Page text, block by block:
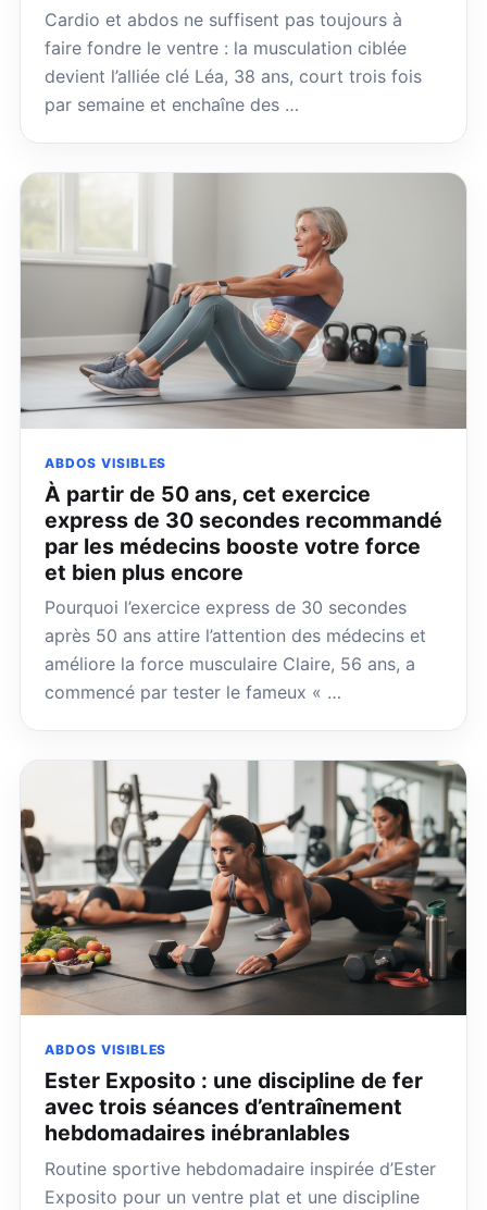
Cardio et abdos ne suffisent pas toujours à
faire fondre le ventre : la musculation ciblée
devient l’alliée clé Léa, 38 ans, court trois fois
par semaine et enchaîne des …
ABDOS VISIBLES
À partir de 50 ans, cet exercice
express de 30 secondes recommandé
par les médecins booste votre force
et bien plus encore
Pourquoi l’exercice express de 30 secondes
après 50 ans attire l’attention des médecins et
améliore la force musculaire Claire, 56 ans, a
commencé par tester le fameux « …
ABDOS VISIBLES
Ester Exposito : une discipline de fer
avec trois séances d’entraînement
hebdomadaires inébranlables
Routine sportive hebdomadaire inspirée d’Ester
Exposito pour un ventre plat et une discipline